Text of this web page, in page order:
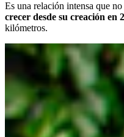
Es una relación intensa que
crecer desde su creación en
kilómetros.